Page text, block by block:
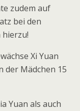
zudem auf
bei den
hierzu!
Xi Yuan
der Mädchen 15
Yuan als auch